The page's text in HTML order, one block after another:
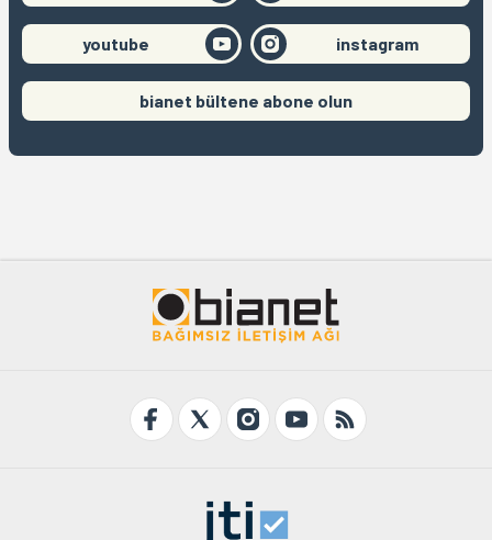
youtube instagram
bianet bültene abone olun